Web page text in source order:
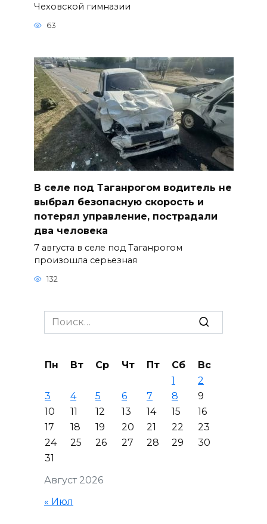
Чеховской гимназии
63
В селе под Таганрогом водитель не
выбрал безопасную скорость и
потерял управление, пострадали
два человека
7 августа в селе под Таганрогом
произошла серьезная
132
Search
for:
Август 2026
Пн Вт Ср Чт Пт Сб
Вс
1
2
3
4 5 6 7 8
9
10
11 12 13 14 15
16
17
18 19 20 21 22
23
24
25 26 27 28 29
30
31
« Июл